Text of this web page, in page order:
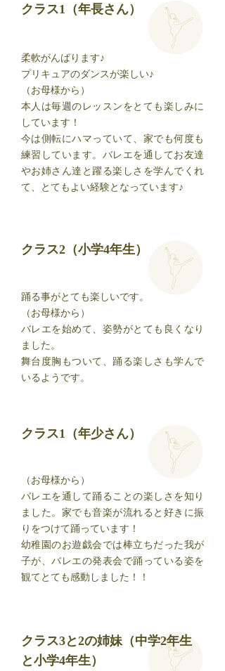
クラス1（年長さん）
柔軟がんばります♪
プリキュアのダンスが楽しい♪
（お母様から）
本人は毎週のレッスンをとても楽しみに
しています！
今は側転にハマっていて、家でも何度も
練習しています。バレエを通してお友達
やお姉さん達と躍る楽しさを学んでくれ
て、とてもよい経験となっています♪
クラス2（小学4年生）
踊る事がとても楽しいです。
​（お母様から）
バレエを始めて、姿勢がとても良くなり
ました。
舞台度胸もついて、踊る楽しさも学んで
いるようです。
クラス1（年少さん）
（お母様から）
バレエを通して踊ることの楽しさを知り
ました。家でも音楽が流れると好きに振
りをつけて踊っています！
幼稚園のお遊戯会では棒立ちだった我が
子が、バレエの発表会で踊っている姿を
観てとても感動しました！！
クラス3と2の姉妹（中学2年生
と小学4年生）